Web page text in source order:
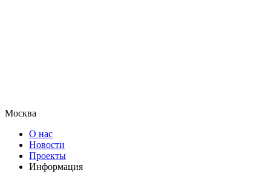
Москва
О нас
Новости
Проекты
Информация